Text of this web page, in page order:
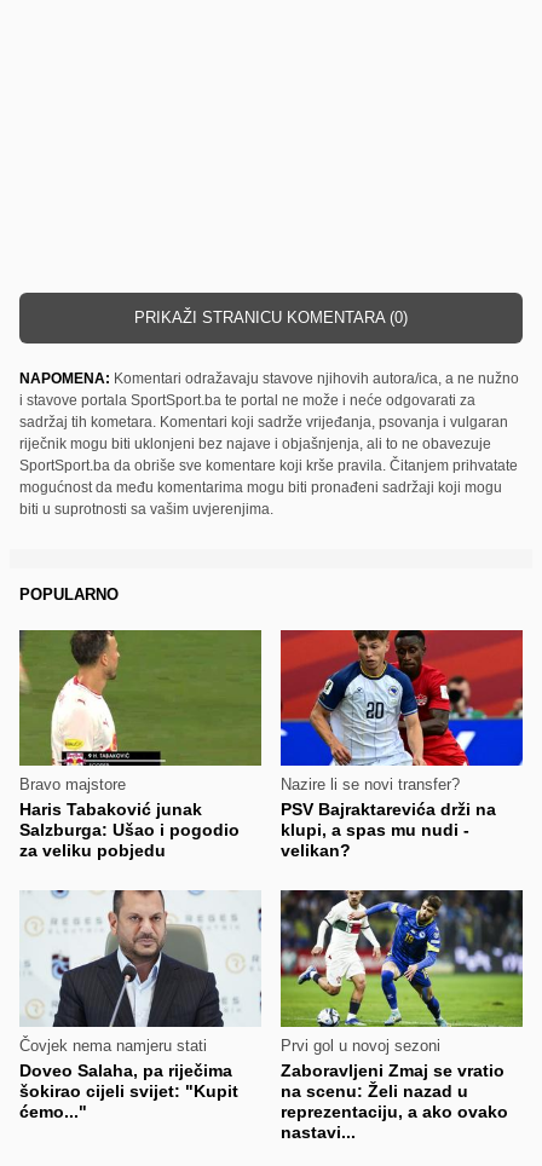
PRIKAŽI STRANICU KOMENTARA (0)
NAPOMENA: Komentari odražavaju stavove njihovih autora/ica, a ne nužno
i stavove portala SportSport.ba te portal ne može i neće odgovarati za
sadržaj tih kometara. Komentari koji sadrže vrijeđanja, psovanja i vulgaran
riječnik mogu biti uklonjeni bez najave i objašnjenja, ali to ne obavezuje
SportSport.ba da obriše sve komentare koji krše pravila. Čitanjem prihvatate
mogućnost da među komentarima mogu biti pronađeni sadržaji koji mogu
biti u suprotnosti sa vašim uvjerenjima.
POPULARNO
Bravo majstore
Haris Tabaković junak
Salzburga: Ušao i pogodio
za veliku pobjedu
Nazire li se novi transfer?
PSV Bajraktarevića drži na
klupi, a spas mu nudi -
velikan?
Čovjek nema namjeru stati
Doveo Salaha, pa riječima
šokirao cijeli svijet: "Kupit
ćemo..."
Prvi gol u novoj sezoni
Zaboravljeni Zmaj se vratio
na scenu: Želi nazad u
reprezentaciju, a ako ovako
nastavi...